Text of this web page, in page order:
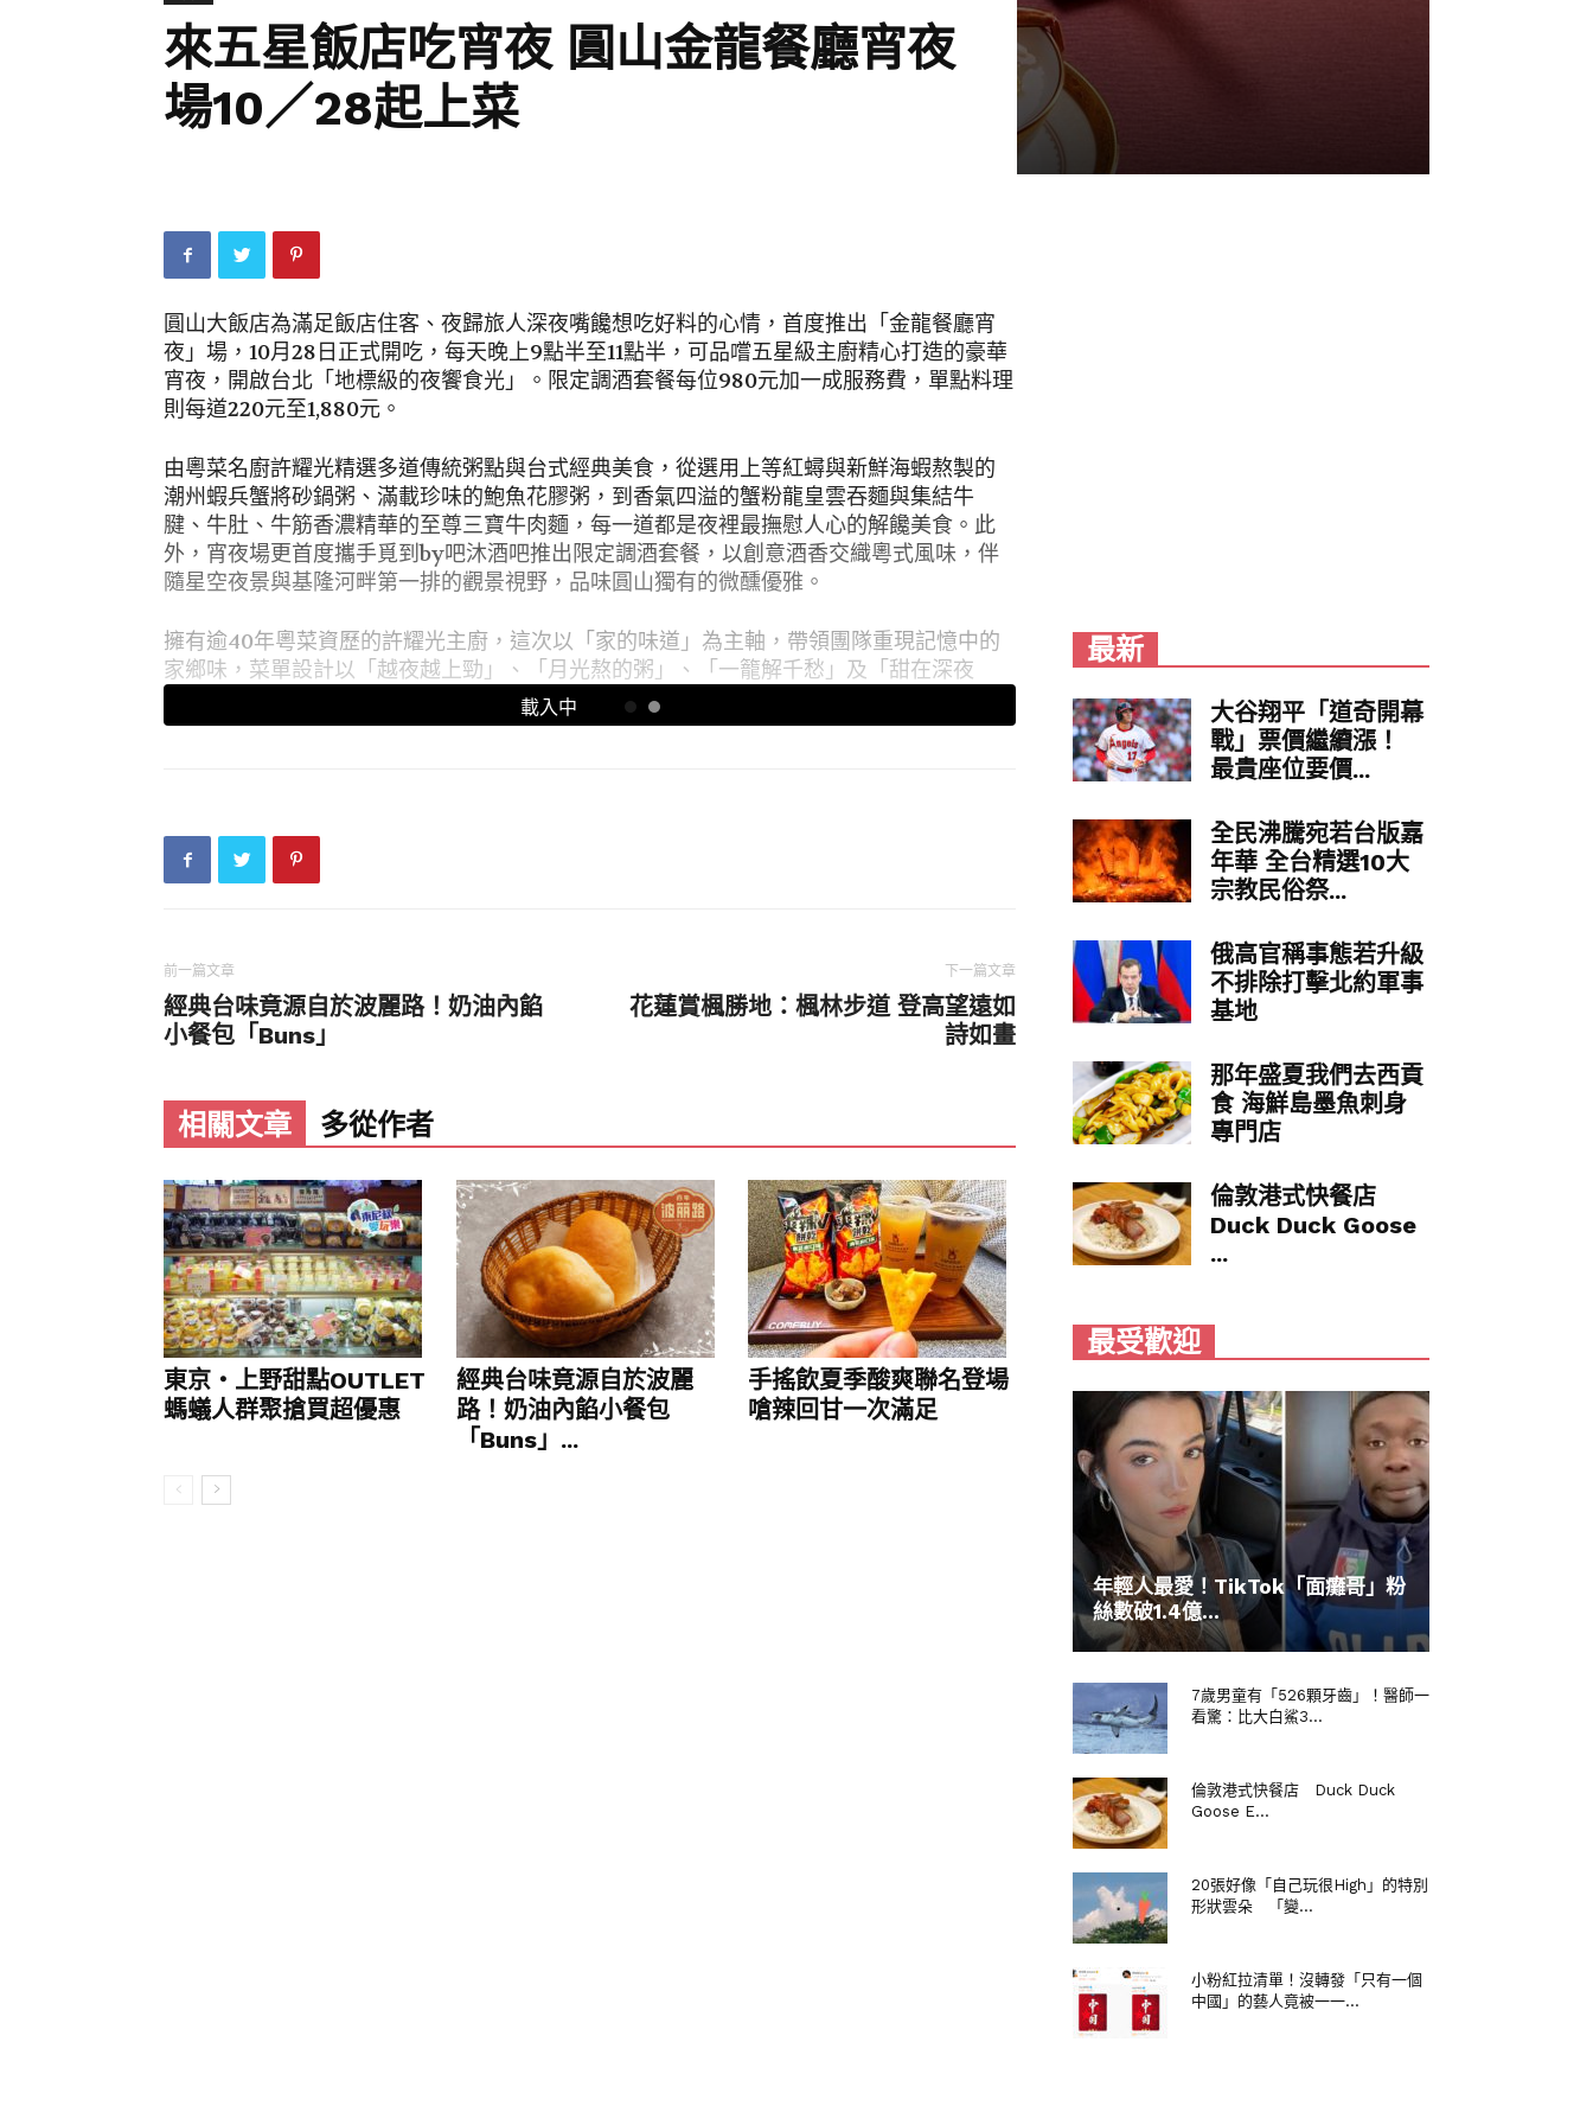
來五星飯店吃宵夜 圓山金龍餐廳宵夜
場10／28起上菜
圓山大飯店為滿足飯店住客、夜歸旅人深夜嘴饞想吃好料的心情，首度推出「金龍餐廳宵
夜」場，10月28日正式開吃，每天晚上9點半至11點半，可品嚐五星級主廚精心打造的豪華
宵夜，開啟台北「地標級的夜饗食光」。限定調酒套餐每位980元加一成服務費，單點料理
則每道220元至1,880元。
由粵菜名廚許耀光精選多道傳統粥點與台式經典美食，從選用上等紅蟳與新鮮海蝦熬製的
潮州蝦兵蟹將砂鍋粥、滿載珍味的鮑魚花膠粥，到香氣四溢的蟹粉龍皇雲吞麵與集結牛
腱、牛肚、牛筋香濃精華的至尊三寶牛肉麵，每一道都是夜裡最撫慰人心的解饞美食。此
外，宵夜場更首度攜手覓到by吧沐酒吧推出限定調酒套餐，以創意酒香交織粵式風味，伴
隨星空夜景與基隆河畔第一排的觀景視野，品味圓山獨有的微醺優雅。
擁有逾40年粵菜資歷的許耀光主廚，這次以「家的味道」為主軸，帶領團隊重現記憶中的
家鄉味，菜單設計以「越夜越上勁」、「月光熬的粥」、「一籠解千愁」及「甜在深夜
裡」等4大品項創意發想，從經典的蔥油水晶雞、雞蛋豆干，到入口銷魂的至尊三寶牛肉
麵，以及傳統竹竿壓制、工序繁複的老廣竹昇麵結合海味精華的蟹粉龍蝦雲吞麵，到充滿
味無窮。
首碗「至尊三寶牛肉麵」，完美融合在地好味與粵式精髓，用深夜的一碗麵，喚醒旅人心
靈中的暖意。
圓山金龍廳宵夜場也首度結合東方特色料理與西方調酒工藝，為想要放鬆片刻的夜歸族打
竹葉青為基底，佐以金萱茶與青梅醋的「梅霧竹海」，演繹東方意境的淡雅酒香，另一款
無酒精特調「香蘋暖茶」，揉合圓山烏龍茶特有的清爽茶韻，襯以成熟的紅潤蘋果香氣，
底與層次口感呼應酒香的節奏，碰撞出東西交融的味覺新體驗，溫熱每一位夜歸旅人的心
與胃。
圓山大飯店董事長葉菊蘭表示，金龍餐廳坐擁絕佳視野，是全台唯一可同時遠眺台北101、
基隆河景與松山機場飛機起降的用餐場域，此次以懷舊粵味結合創意調酒，開啟全新形態
的夜食風潮，為夜歸旅人打造別具圓山風格的宵夜體驗。無論是與友人小酌談心，或獨自
靜賞窗外城市燈火，都能在一碗熱騰騰的麵粥與一杯香氣四溢的調酒間，飽覽台北地標級
夜景，細細品味屬於圓山夜生活。葉董事長進一步指出，希望透過金龍宵夜場，邀請更多
年輕世代與城市旅人，在一天的結尾走進圓山，感受這份暖心的溫度，讓每位到訪的賓客
都能帶走一段屬於自己的美好食憶。
index
閱讀全文
前一篇文章
經典台味竟源自於波麗路！奶油內餡
小餐包「Buns」
下一篇文章
花蓮賞楓勝地：楓林步道 登高望遠如
詩如畫
相關文章 多從作者
東京‧上野甜點OUTLET
螞蟻人群聚搶買超優惠
經典台味竟源自於波麗
路！奶油內餡小餐包
「Buns」...
手搖飲夏季酸爽聯名登場
嗆辣回甘一次滿足
最新
大谷翔平「道奇開幕
戰」票價繼續漲！
最貴座位要價...
全民沸騰宛若台版嘉
年華 全台精選10大
宗教民俗祭...
俄高官稱事態若升級
不排除打擊北約軍事
基地
那年盛夏我們去西貢
食 海鮮島墨魚刺身
專門店
倫敦港式快餐店
Duck Duck Goose
...
最受歡迎
年輕人最愛！TikTok「面癱哥」粉
絲數破1.4億...
7歲男童有「526顆牙齒」！醫師一
看驚：比大白鯊3...
倫敦港式快餐店 Duck Duck
Goose E...
20張好像「自己玩很High」的特別
形狀雲朵 「變...
小粉紅拉清單！沒轉發「只有一個
中國」的藝人竟被一一...